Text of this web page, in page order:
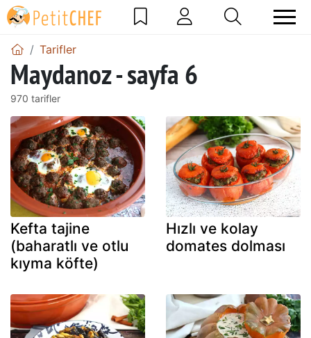
Tarifler
Maydanoz - sayfa 6
970 tarifler
Kefta tajine
(baharatlı ve otlu
kıyma köfte)
Hızlı ve kolay
domates dolması